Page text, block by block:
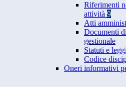
Riferimenti
attività 9
Atti
Documenti
gestionale
Statuti e
Codice
Oneri informativi